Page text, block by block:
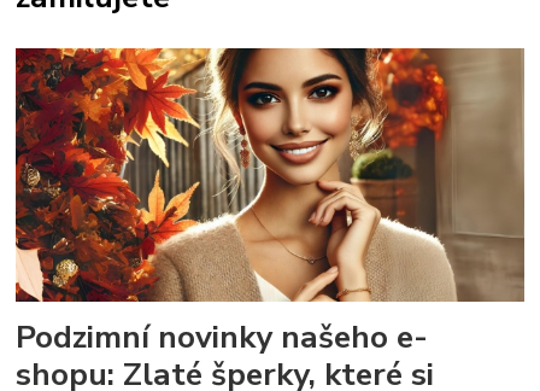
Podzimní novinky našeho e-
shopu: Zlaté šperky, které si